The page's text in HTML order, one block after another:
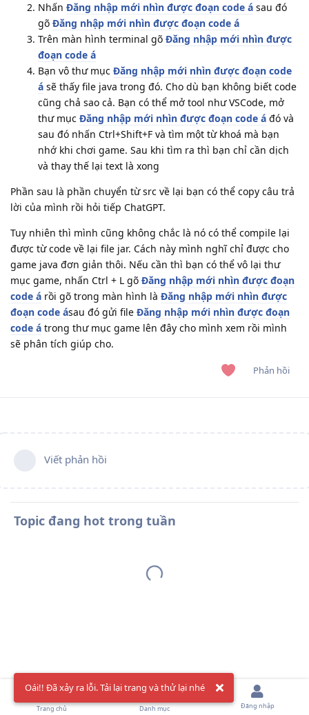
Nhấn Đăng nhập mới nhìn được đoạn code á sau đó
gõ Đăng nhập mới nhìn được đoạn code á
Trên màn hình terminal gõ Đăng nhập mới nhìn được
đoạn code á
Bạn vô thư mục Đăng nhập mới nhìn được đoạn code
á sẽ thấy file java trong đó. Cho dù bạn không biết code
cũng chả sao cả. Bạn có thể mở tool như VSCode, mở
thư mục Đăng nhập mới nhìn được đoạn code á đó và
sau đó nhấn Ctrl+Shift+F và tìm một từ khoá mà bạn
nhớ khi chơi game. Sau khi tìm ra thì bạn chỉ cần dịch
và thay thế lại text là xong
Phần sau là phần chuyển từ src về lại bạn có thể copy câu trả
lời của mình rồi hỏi tiếp ChatGPT.
Tuy nhiên thì mình cũng không chắc là nó có thể compile lại
được từ code về lại file jar. Cách này mình nghĩ chỉ được cho
game java đơn giản thôi. Nếu cần thì bạn có thể vô lại thư
mục game, nhấn Ctrl + L gõ Đăng nhập mới nhìn được đoạn
code á rồi gõ trong màn hình là Đăng nhập mới nhìn được
đoạn code ásau đó gửi file Đăng nhập mới nhìn được đoạn
code á trong thư mục game lên đây cho mình xem rồi mình
sẽ phân tích giúp cho.
Phản hồi
Viết phản hồi
Topic đang hot trong tuần
Oái!! Đã xảy ra lỗi. Tải lại trang và thử lại nhé
Trang chủ Danh mục Đăng nhập